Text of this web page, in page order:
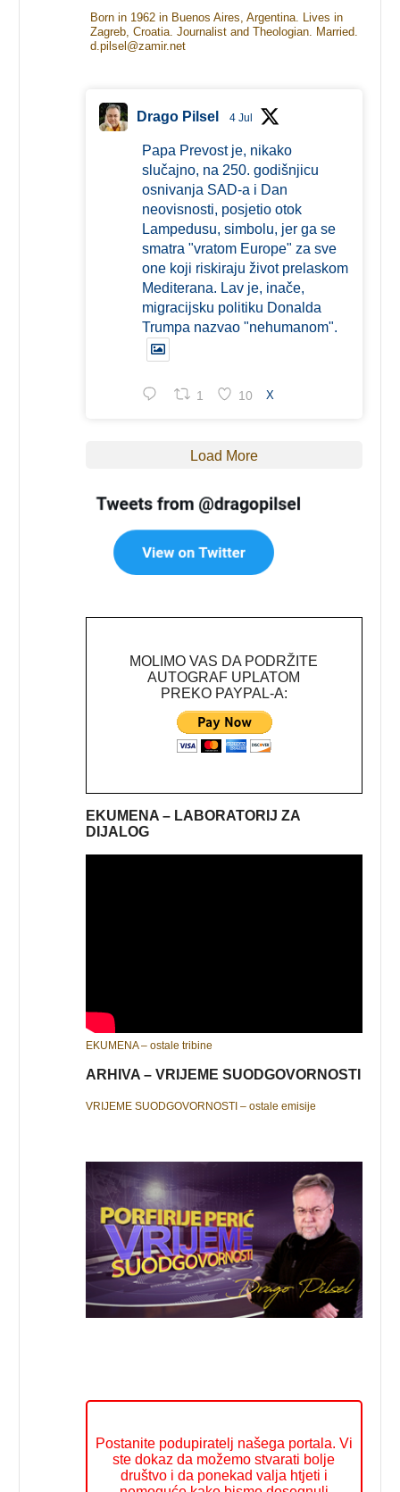
Born in 1962 in Buenos Aires, Argentina. Lives in
Zagreb, Croatia. Journalist and Theologian. Married.
d.pilsel@zamir.net
Drago Pilsel 4 Jul
Papa Prevost je, nikako
slučajno, na 250. godišnjicu
osnivanja SAD-a i Dan
neovisnosti, posjetio otok
Lampedusu, simbolu, jer ga se
smatra "vratom Europe" za sve
one koji riskiraju život prelaskom
Mediterana. Lav je, inače,
migracijsku politiku Donalda
Trumpa nazvao "nehumanom".
1 10 X
Load More
MOLIMO VAS DA PODRŽITE
AUTOGRAF UPLATOM
PREKO PAYPAL-A:
EKUMENA – LABORATORIJ ZA
DIJALOG
EKUMENA – ostale tribine
ARHIVA – VRIJEME SUODGOVORNOSTI
VRIJEME SUODGOVORNOSTI – ostale emisije
Postanite podupiratelj našega portala. Vi
ste dokaz da možemo stvarati bolje
društvo i da ponekad valja htjeti i